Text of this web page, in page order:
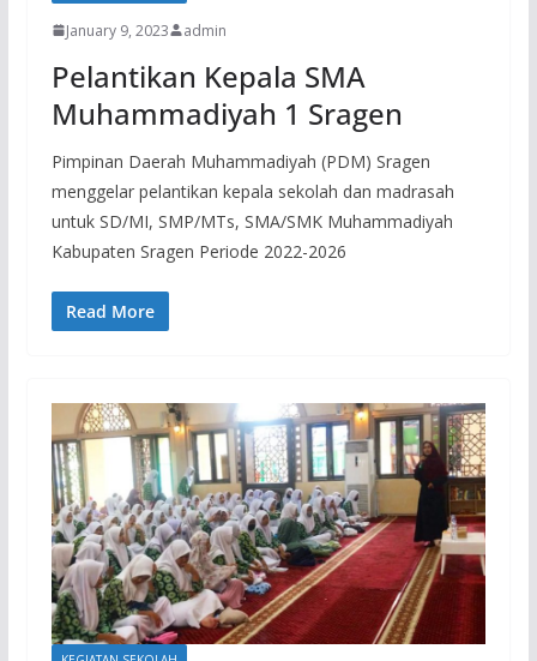
January 9, 2023 admin
Pelantikan Kepala SMA
Muhammadiyah 1 Sragen
Pimpinan Daerah Muhammadiyah (PDM) Sragen
menggelar pelantikan kepala sekolah dan madrasah
untuk SD/MI, SMP/MTs, SMA/SMK Muhammadiyah
Kabupaten Sragen Periode 2022-2026
Read More